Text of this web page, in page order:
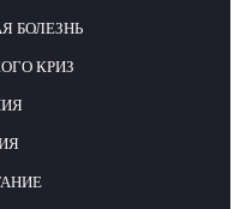
БОЛЕЗНЬ
КРИЗ